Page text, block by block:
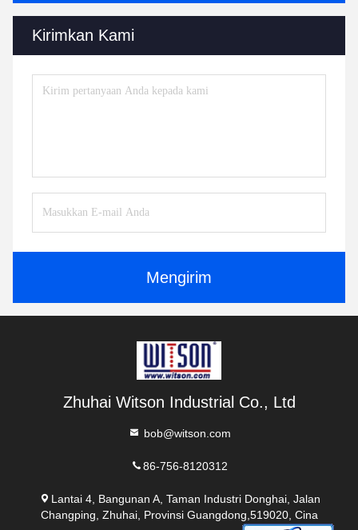
Kirimkan Kami
Mengirim
Zhuhai Witson Industrial Co., Ltd
bob@witson.com
86-756-8120312
Lantai 4, Bangunan A, Taman Industri Donghai, Jalan
Changping, Zhuhai, Provinsi Guangdong,519020, Cina